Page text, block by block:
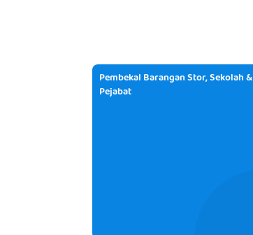
Pembekal Barangan Stor, Sekolah &
Pejabat